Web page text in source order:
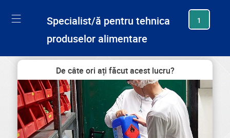
Specialist/ă pentru tehnica
produselor alimentare
1
De câte ori ați făcut acest lucru?